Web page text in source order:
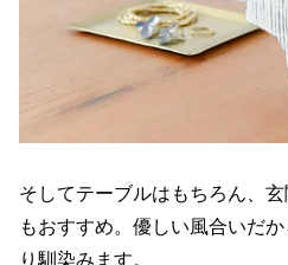
そしてテーブルはもちろん、
もおすすめ。優しい風合いだ
り馴染みます。